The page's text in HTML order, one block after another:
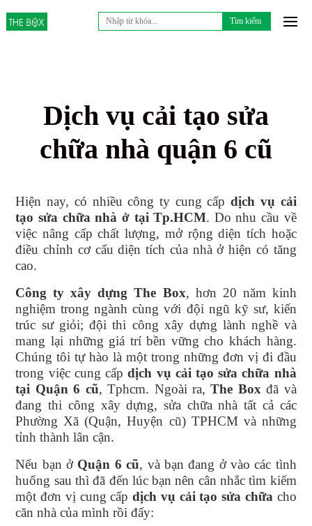
Tìm
kiếm
Dịch vụ cải tạo sửa
chữa nhà quận 6 cũ
Hiện nay, có nhiều công ty cung cấpdịch vụ cải
tạo sửa chữa nhà ở tại Tp.HCM. Do nhu cầu về
việc nâng cấp chất lượng, mở rộng diện tích hoặc
điều chỉnh cơ cấu diện tích của nhà ở hiện có tăng
cao.
Công ty xây dựng The Box, hơn 20 năm kinh
nghiệm trong ngành cùng với đội ngũ kỹ sư, kiến
trúc sư giỏi; đội thi công xây dựng lành nghề và
mang lại những giá trí bền vững cho khách hàng.
Chúng tôi tự hào là một trong những đơn vị đi đầu
trong việc cung cấpdịch vụ cải tạo sửa chữa nhà
tại Quận 6 cũ, Tphcm. Ngoài ra,The Box đã và
đang thi công xây dựng, sửa chữa nhà tất cả các
Phường Xã (Quận, Huyện cũ) TPHCM và những
tỉnh thành lân cận.
Nếu bạn ở Quận 6 cũ, và bạn đang ở vào các tình
huống sau thì đã đến lúc bạn nên cân nhắc tìm kiếm
một đơn vị cung cấpdịch vụ cải tạo sửa chữa cho
căn nhà của mình rồi đấy: